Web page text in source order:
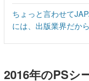
ちょっと言わせて
には、出版業界だか
2016年のPSシ